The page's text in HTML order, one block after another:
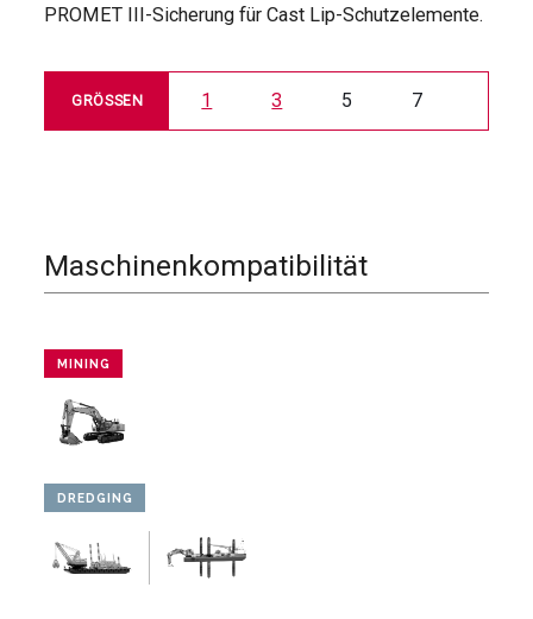
PROMET III-Sicherung für Cast Lip-Schutzelemente.
GRÖSSEN 1 3 5 7
Maschinenkompatibilität
MINING
DREDGING